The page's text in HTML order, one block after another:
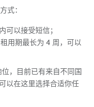
式：
可以接受短信；
用期最长为 4 周，可以
，目前已有来自不同国
以在这里选择合适你任